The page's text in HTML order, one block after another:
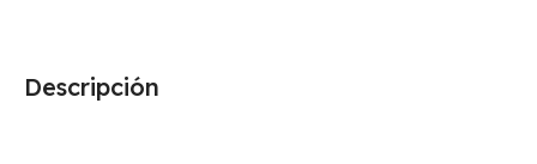
Descripción